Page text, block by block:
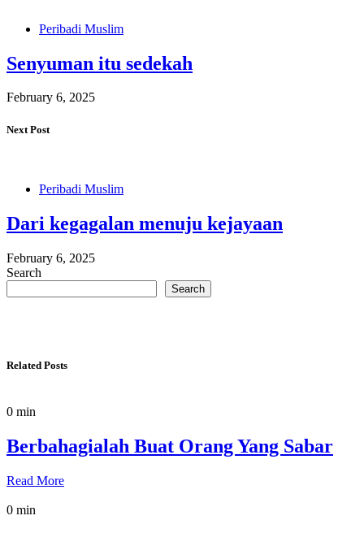
Peribadi Muslim
Senyuman itu sedekah
February 6, 2025
Next Post
Peribadi Muslim
Dari kegagalan menuju kejayaan
February 6, 2025
Search
Search
Related Posts
0 min
Berbahagialah Buat Orang Yang Sabar
Read More
0 min